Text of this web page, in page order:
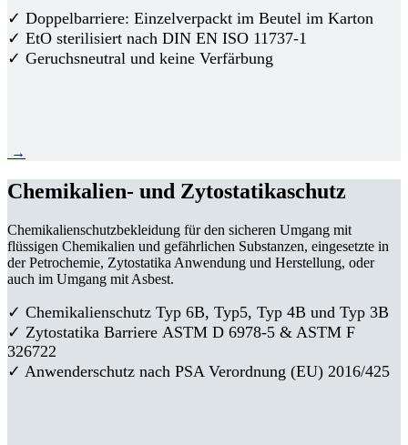
✓ Doppelbarriere: Einzelverpackt im Beutel im Karton
✓ EtO sterilisiert nach DIN EN ISO 11737-1
✓ Geruchsneutral und keine Verfärbung
→
Chemikalien- und Zytostatikaschutz
Chemikalienschutzbekleidung für den sicheren Umgang mit
flüssigen Chemikalien und gefährlichen Substanzen, eingesetzte in
der Petrochemie, Zytostatika Anwendung und Herstellung, oder
auch im Umgang mit Asbest.
✓ Chemikalienschutz Typ 6B, Typ5, Typ 4B und Typ 3B
✓ Zytostatika Barriere ASTM D 6978-5 & ASTM F
326722
✓ Anwenderschutz nach PSA Verordnung (EU) 2016/425